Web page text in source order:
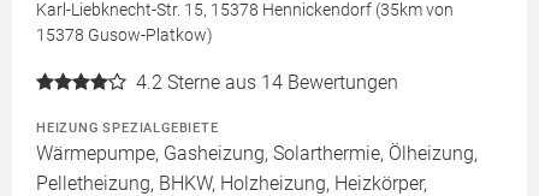
Karl-Liebknecht-Str. 15, 15378 Hennickendorf (35km von
15378 Gusow-Platkow)
4.2 Sterne aus 14 Bewertungen
HEIZUNG SPEZIALGEBIETE
Wärmepumpe, Gasheizung, Solarthermie, Ölheizung,
Pelletheizung, BHKW, Holzheizung, Heizkörper,